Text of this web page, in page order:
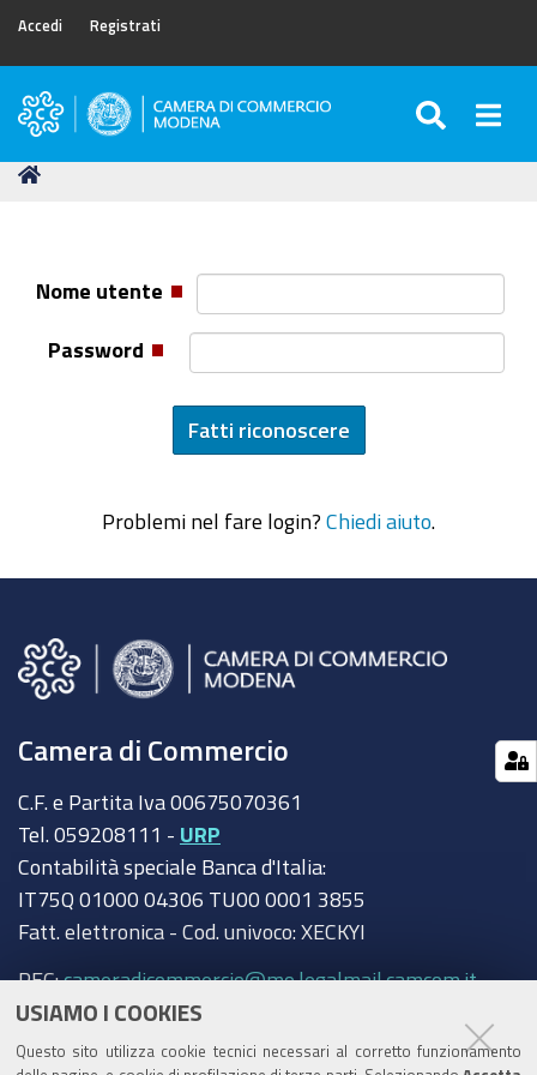
USIAMO I COOKIES
Questo sito utilizza cookie tecnici necessari al corretto funzionamento
Accedi Registrati
Camera
Commercio
Tu
Nome utente
Password
Problemi nel fare login? Chiedi aiuto
Camera di Commercio
C.F. e Partita Iva 00675070361
Tel. 059208111 - URP
Contabilità speciale Banca d'Italia:
IT75Q 01000 04306 TU00 0001 3855
Fatt. elettronica - Cod. univoco: XECKYI
PEC:cameradicommercio@mo.legalmail.camcom.it
Trasparenza